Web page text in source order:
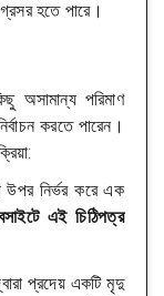
হতে পারে।
অসামান্য পরিমাণ
করতে পারেন।
উপর নির্ভর করে এক
এই চিঠিপত্র
প্রদেয় একটি মৃদু